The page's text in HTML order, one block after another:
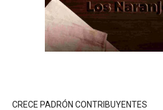
CRECE PADRÓN CONTRIBUYENTES